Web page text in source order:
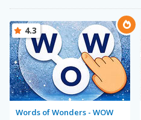
Words of Wonders - WOW
4.3